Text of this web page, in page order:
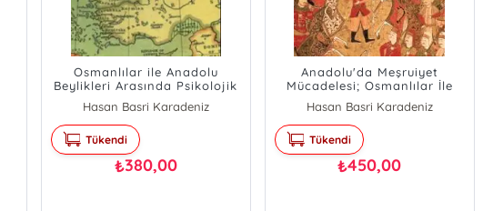
Osmanlılar ile Anadolu
Beylikleri Arasında Psikolojik
Hasan Basri Karadeniz
Tükendi
₺380,00
Anadolu'da Meşruiyet
Mücadelesi; Osmanlılar İle
Beylikler Arasında
Hasan Basri Karadeniz
Tükendi
₺450,00